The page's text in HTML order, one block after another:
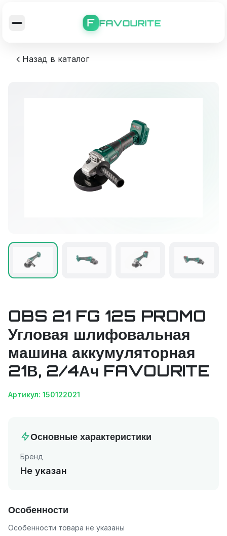
F FAVOURITE
Назад в каталог
OBS 21 FG 125 PROMO
Угловая шлифовальная
машина аккумуляторная
21В, 2/4Ач FAVOURITE
Артикул: 150122021
Основные характеристики
Бренд
Не указан
Особенности
Особенности товара не указаны